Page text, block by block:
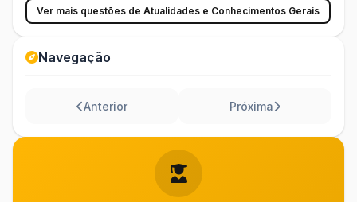
Ver mais questões de Atualidades e Conhecimentos Gerais
Navegação
Anterior Próxima